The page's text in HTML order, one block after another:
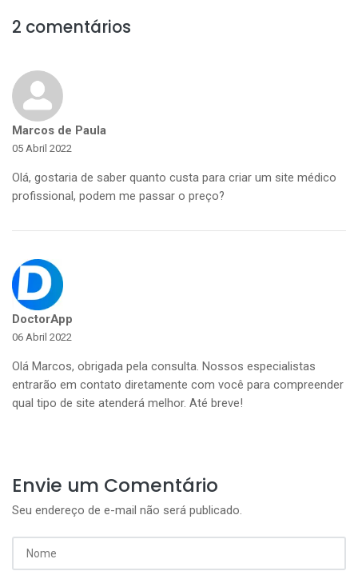
2 comentários
Marcos de Paula
05 Abril 2022
Olá, gostaria de saber quanto custa para criar um site médico
profissional, podem me passar o preço?
DoctorApp
06 Abril 2022
Olá Marcos, obrigada pela consulta. Nossos especialistas
entrarão em contato diretamente com você para compreender
qual tipo de site atenderá melhor. Até breve!
Envie um Comentário
Seu endereço de e-mail não será publicado.